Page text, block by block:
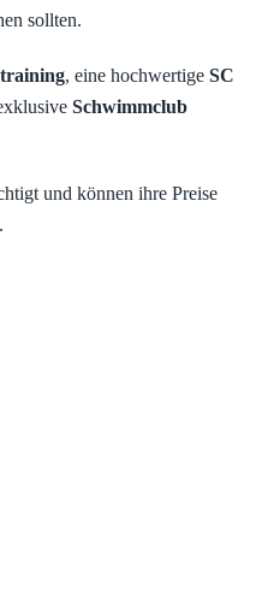
sollten.
, eine hochwertige SC
Schwimmclub
und können ihre Preise